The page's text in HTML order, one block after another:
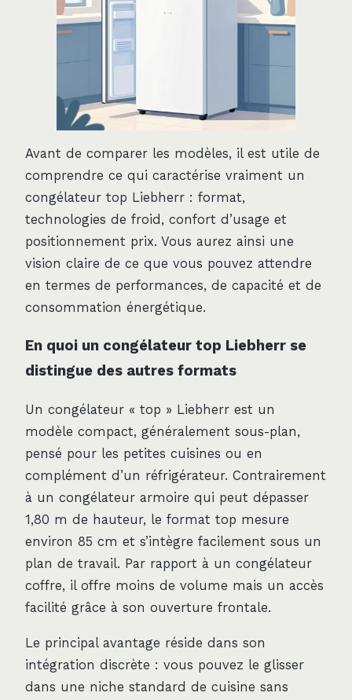
Avant de comparer les modèles, il est utile de
comprendre ce qui caractérise vraiment un
congélateur top Liebherr : format,
technologies de froid, confort d’usage et
positionnement prix. Vous aurez ainsi une
vision claire de ce que vous pouvez attendre
en termes de performances, de capacité et de
consommation énergétique.
En quoi un congélateur top Liebherr se
distingue des autres formats
Un congélateur « top » Liebherr est un
modèle compact, généralement sous-plan,
pensé pour les petites cuisines ou en
complément d’un réfrigérateur. Contrairement
à un congélateur armoire qui peut dépasser
1,80 m de hauteur, le format top mesure
environ 85 cm et s’intègre facilement sous un
plan de travail. Par rapport à un congélateur
coffre, il offre moins de volume mais un accès
facilité grâce à son ouverture frontale.
Le principal avantage réside dans son
intégration discrète : vous pouvez le glisser
dans une niche standard de cuisine sans